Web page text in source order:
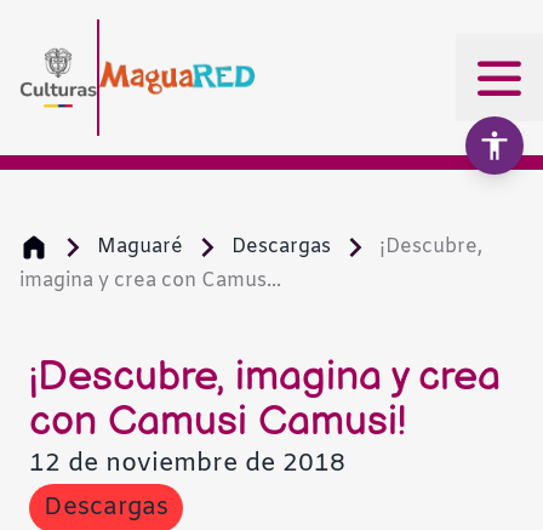
Maguaré Descargas
¡Descubre,
imagina y crea con Camus...
¡Descubre, imagina y crea
con Camusi Camusi!
12 de noviembre de 2018
Descargas
Aumentar texto
Escala de grises